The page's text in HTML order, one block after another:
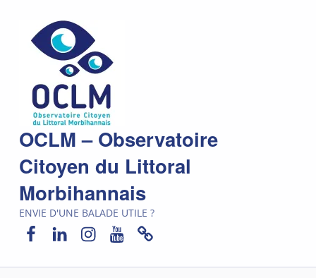
OCLM – Observatoire
Citoyen du Littoral
Morbihannais
ENVIE D'UNE BALADE UTILE ?
Facebook
LinkedInInstagram
YouTubeNewsletter